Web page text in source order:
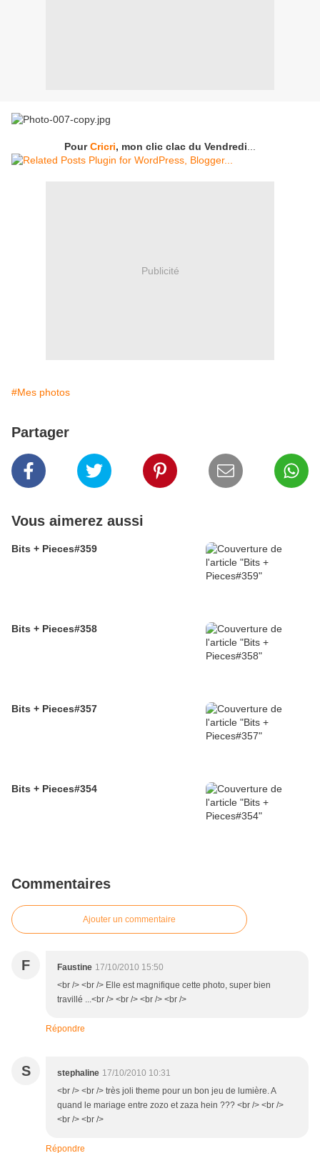
PourCricri, mon clic clac du Vendredi
Publicité
#Mes photos
Partager
Vous aimerez aussi
Bits + Pieces#359
Bits + Pieces#358
Bits + Pieces#357
Bits + Pieces#354
Commentaires
Ajouter un commentaire
F Faustine 17/10/2010 15:50
<br /> <br /> Elle est magnifique cette photo, super bien
travillé ...<br /> <br /> <br /> <br />
Répondre
S stephaline 17/10/2010 10:31
<br /> <br /> très joli theme pour un bon jeu de lumière. A
quand le mariage entre zozo et zaza hein ??? <br /> <br />
<br /> <br />
Répondre